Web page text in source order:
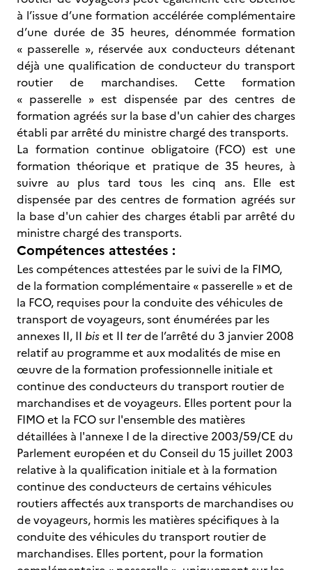
à l’issue d’une formation accélérée complémentaire
d’une durée de 35 heures, dénommée formation
« passerelle », réservée aux conducteurs détenant
déjà une qualification de conducteur du transport
routier de marchandises. Cette formation
« passerelle » est dispensée par des centres de
formation agréés sur la base d'un cahier des charges
établi par arrêté du ministre chargé des transports.
La formation continue obligatoire (FCO) est une
formation théorique et pratique de 35 heures, à
suivre au plus tard tous les cinq ans. Elle est
dispensée par des centres de formation agréés sur
la base d'un cahier des charges établi par arrêté du
ministre chargé des transports.
Compétences attestées :
Les compétences attestées par le suivi de la FIMO,
de la formation complémentaire « passerelle » et de
la FCO, requises pour la conduite des véhicules de
transport de voyageurs, sont énumérées par les
annexes II, II biset II terde l’arrêté du 3 janvier 2008
relatif au programme et aux modalités de mise en
œuvre de la formation professionnelle initiale et
continue des conducteurs du transport routier de
marchandises et de voyageurs. Elles portent pour la
FIMO et la FCO sur l'ensemble des matières
détaillées à l'annexe I de la directive 2003/59/CE du
Parlement européen et du Conseil du 15 juillet 2003
relative à la qualification initiale et à la formation
continue des conducteurs de certains véhicules
routiers affectés aux transports de marchandises ou
de voyageurs, hormis les matières spécifiques à la
conduite des véhicules du transport routier de
marchandises. Elles portent, pour la formation